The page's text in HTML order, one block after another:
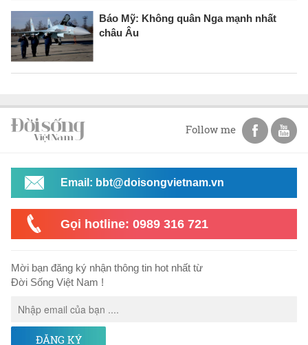
Báo Mỹ: Không quân Nga mạnh nhất
châu Âu
Follow me
Email: bbt@doisongvietnam.vn
Gọi hotline: 0989 316 721
Mời bạn đăng ký nhận thông tin hot nhất từ
Đời Sống Việt Nam !
ĐĂNG KÝ